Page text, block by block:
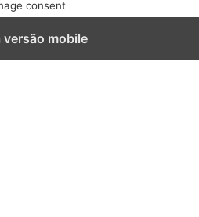
consent
versão mobile